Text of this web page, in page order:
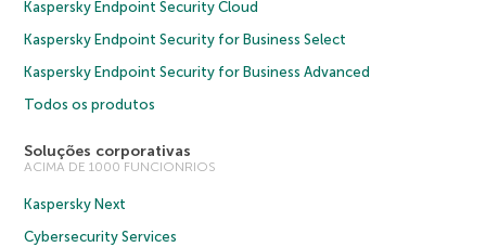
Kaspersky Endpoint Security Cloud
Kaspersky Endpoint Security for Business Select
Kaspersky Endpoint Security for Business Advanced
Todos os produtos
Soluções corporativas
ACIMA DE 1000 FUNCIONRIOS
Kaspersky Next
Cybersecurity Services